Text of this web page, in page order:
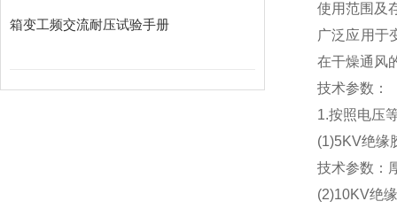
箱变工频交流耐压试验手册
使用范围及
广泛应用于
在干燥通风
技术参数：
1.按照电压
(1)5KV绝缘
技术参数：
(2)10KV绝